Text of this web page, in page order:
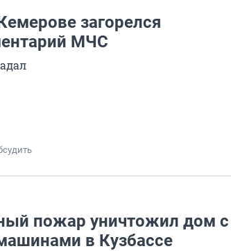
загорелся
МЧС
пожар уничтожил дом с
в Кузбассе